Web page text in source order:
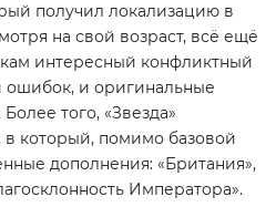
получил локализацию в
на свой возраст, всё ещё
интересный конфликтный
и оригинальные
того, «Звезда»
в который, помимо базовой
дополнения: «Британия»,
Императора».